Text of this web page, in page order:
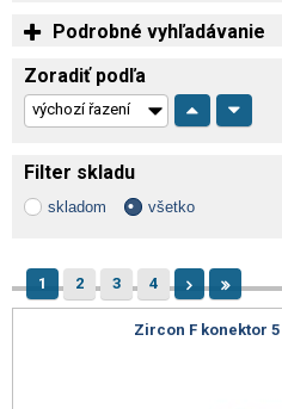
Podrobné vyhľadávanie
Zoradiť podľa
Filter skladu
skladom všetko
1 2 3 4
Zircon F konektor